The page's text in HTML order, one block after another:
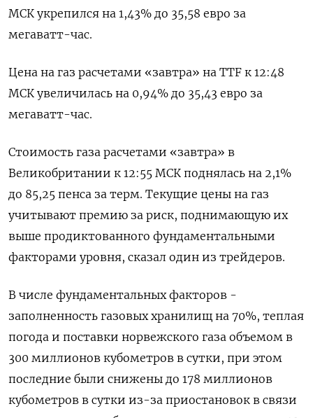
МСК укрепился на 1,43% до 35,58 евро за
мегаватт-час.
Цена на газ расчетами «завтра» на TTF к 12:48
МСК увеличилась на 0,94% до 35,43 евро за
мегаватт-час.
Стоимость газа расчетами «завтра» в
Великобритании к 12:55 МСК поднялась на 2,1%
до 85,25 пенса за терм. Текущие цены на газ
учитывают премию за риск, поднимающую их
выше продиктованного фундаментальными
факторами уровня, сказал один из трейдеров.
В числе фундаментальных факторов -
заполненность газовых хранилищ на 70%, теплая
погода и поставки норвежского газа объемом в
300 миллионов кубометров в сутки, при этом
последние были снижены до 178 миллионов
кубометров в сутки из-за приостановок в связи